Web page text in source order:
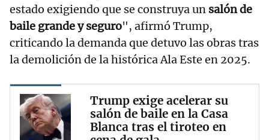
estado exigiendo que se construya un salón de
baile grande y seguro", afirmó Trump,
criticando la demanda que detuvo las obras tras
la demolición de la histórica Ala Este en 2025.
Trump exige acelerar su
salón de baile en la Casa
Blanca tras el tiroteo en